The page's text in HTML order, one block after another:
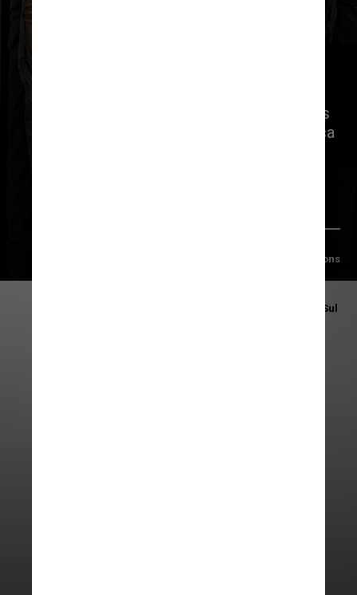
5.300 anos tinha pele escura, olhos
escuros e provavelmente era careca
Alan Gluck/Wikimediacommons
Foto/Museu de Arqueologia de Tirol do Sul